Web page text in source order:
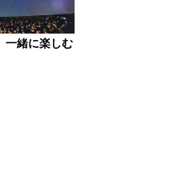
一緒に楽しむ